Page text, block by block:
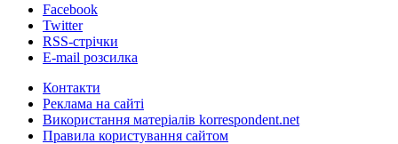
Facebook
Twitter
RSS-стрічки
E-mail розсилка
Контакти
Реклама на сайті
Використання матеріалів korrespondent.net
Правила користування сайтом